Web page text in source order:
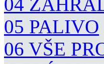
05 PALIVO
06 VŠE